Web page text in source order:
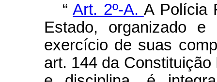
“Art. 2º-A. A Polícia
Estado, organizado
exercício de suas
art. 144 da